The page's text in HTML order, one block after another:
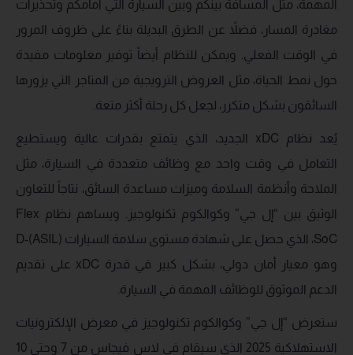
المهمة، مثل المسافة بينكم وبين السيارة التي أمامكم وتحذيرات
مغادرة المسار، فضلاً عن الطرق البديلة بناءً على ظروف المرور
في الوقت الفعلي. ويمكن للنظام أيضاً توفير معلومات مفيدة
حول نمط الحياة، مثل العروض الترويجية من المتاجر التي يزورها
السائقون بشكل متكرر، لجعل كل رحلة أكثر متعة.
يُعد نظام xDC الجديد، الذي يتمتع بقدرات عالية ويستطيع
التعامل في وقت واحد مع وظائف متعددة في السيارة، مثل
الملاحة وأنظمة السلامة وميزات مساعدة السائق، نتاجاً للتعاون
الوثيق بين “إل جي” وكوالكوم تكنولوجيز. ويساهم نظام Flex
SoC، الذي حصل على شهادة مستوى سلامة السيارات (ASIL)-D
وهو معيار أمان دولي، بشكل كبير في قدرة xDC على تقديم
الدعم الموثوق للوظائف المهمة في السيارة.
ستعرض “إل جي” وكوالكوم تكنولوجيز في معرض الإلكترونيات
الاستهلاكية 2025 الذي سيقام في لاس فيجاس من 7 وحتى 10